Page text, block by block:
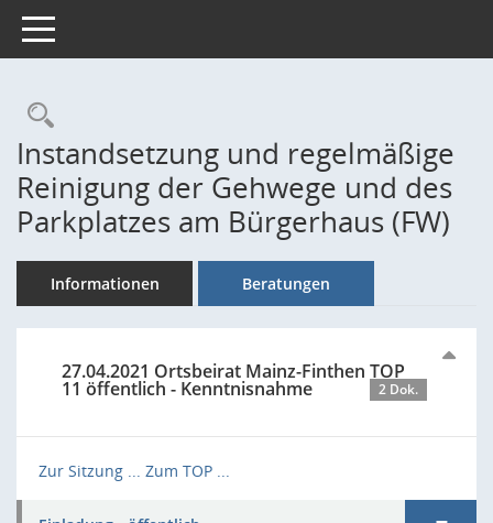
Toggle navigation
Rechercheauswahl
Instandsetzung und regelmäßige
Reinigung der Gehwege und des
Parkplatzes am Bürgerhaus (FW)
Informationen Beratungen
27.04.2021 Ortsbeirat Mainz-Finthen TOP
11 öffentlich - Kenntnisnahme 2 Dok.
Zur Sitzung ... Zum TOP ...